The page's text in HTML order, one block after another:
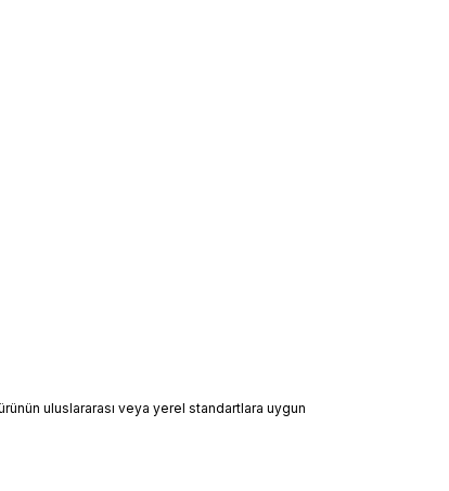
uluslararası veya yerel standartlara uygun